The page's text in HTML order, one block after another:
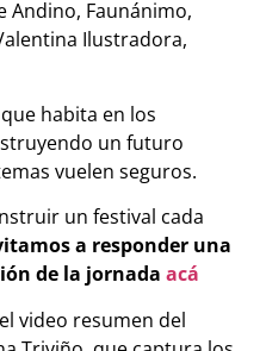
Andino, Faunánimo,
Ilustradora,
habita en los
un futuro
vuelen seguros.
un festival cada
a responder una
de la jornada acá
video resumen del